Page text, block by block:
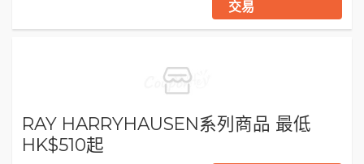
交易
RAY HARRYHAUSEN系列商品 最低
HK$510起